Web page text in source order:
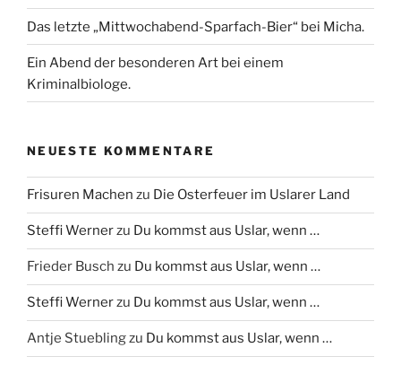
Das letzte „Mittwochabend-Sparfach-Bier“ bei Micha.
Ein Abend der besonderen Art bei einem
Kriminalbiologe.
NEUESTE KOMMENTARE
Frisuren Machen zu Die Osterfeuer im Uslarer Land
Steffi Wernerzu Du kommst aus Uslar, wenn …
Frieder Busch zu Du kommst aus Uslar, wenn …
Steffi Wernerzu Du kommst aus Uslar, wenn …
Antje Stueblingzu Du kommst aus Uslar, wenn …